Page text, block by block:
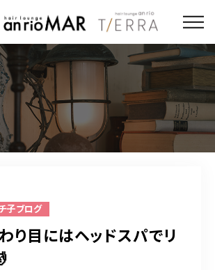
子ブログ
り目にはヘッドスパでリ
ABOUT US
MENU
STYLE
STAFF〈anrio MAR〉
〈anrio TIERRA〉